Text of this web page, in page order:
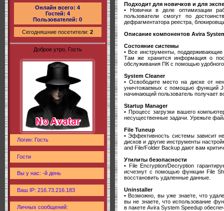
Онлайн всего: 4
Гостей: 4
Пользователей: 0
Сегодняшние посетители: 2
Доброе утро, Гость
Логин: Гость
Гости
Вы у нас: -й день
Ваш IP: 216.73.216.183
Личных сообщений:
Подходит для новичков и для
• Новички в деле оптимизации
пользователи смогут по
дефрагментатора реестра,
Описание компонентов Avira
Состояние системы
• Все инструменты,
Там же хранится информация о
обслуживания ПК с помощью
System Cleaner
• Освободите место на диске от
уничтожаемых с помощью функций
начинающий пользователь получает
Startup Manager
• Процесс загрузки вашего
несущественные задачи. Урежьте
File Tuneup
• Эффективность системы зависит
дисков и другие инструменты
and File/Folder Backup дают вам
Утилиты безопасности
• File Encryption/Decryption
исчезнут с помощью функции File
восстановить удаленные данные.
Uninstaller
• Возможно, вы уже знаете, что
вы не знаете, что использование
в пакете Avira System Speedup